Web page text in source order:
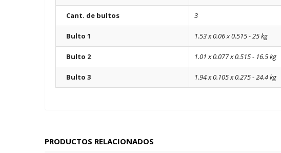
Cant. de bultos 3
Bulto 1 1.53 x 0.06 x 0.515 - 25 kg
Bulto 2 1.01 x 0.077 x 0.515 - 16.5 kg
Bulto 3 1.94 x 0.105 x 0.275 - 24.4 kg
PRODUCTOS RELACIONADOS